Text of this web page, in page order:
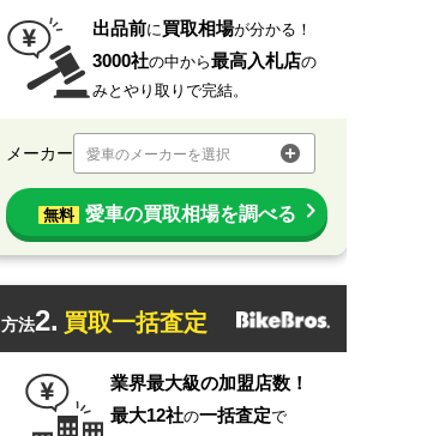
出品前に買取相場が分かる！
3000社の中から最高入札店の
みとやり取りで完結。
メーカー 愛車のメーカーを選択
無料 愛車の買取相場を調べる
方法2. 買取一括査定
業界最大級の加盟店数！
最大12社の一括査定で